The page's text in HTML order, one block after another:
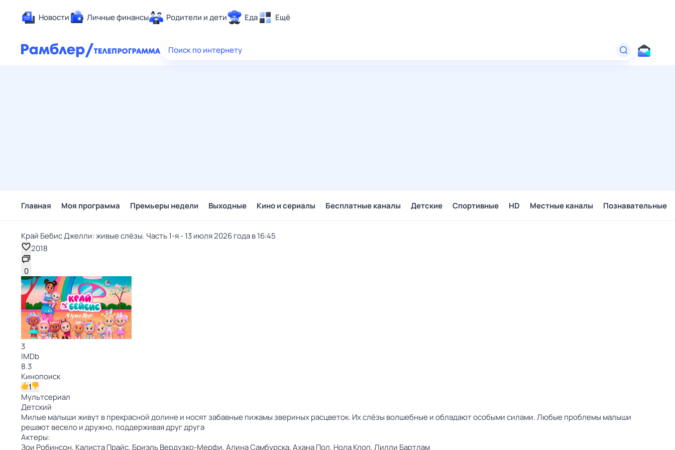
Новости Личные финансы Родители и дети Еда Ещё
Здоровье
Поиск по интернету
Главная Моя программа Премьеры недели Выходные Кино и сериалы Бесплатные каналы Детские Спортивные HD Местные каналы Познавательные
Край Бебис Джелли: живые слёзы. Часть 1-я - 13 июля 2026 года в 16:45
2018
0
3
IMDb
8.3
Кинопоиск
1
Мультсериал
Детский
Милые малыши живут в прекрасной долине и носят забавные пижамы звериных расцветок. Их слёзы волшебные и обладают особыми силами. Любые проблемы малыши
решают весело и дружно, поддерживая друг друга
Актеры:
Зои Робинсон, Калиста Прайс, Бриэль Вердузко-Мерфи,Алина Самбурска,Ахана Пол, Нола Клоп,Лилли Бартлам